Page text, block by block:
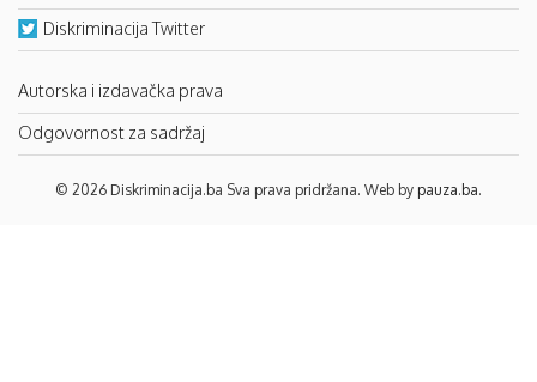
Diskriminacija Twitter
Autorska i izdavačka prava
Odgovornost za sadržaj
© 2026 Diskriminacija.ba Sva prava pridržana. Web by pauza.ba.